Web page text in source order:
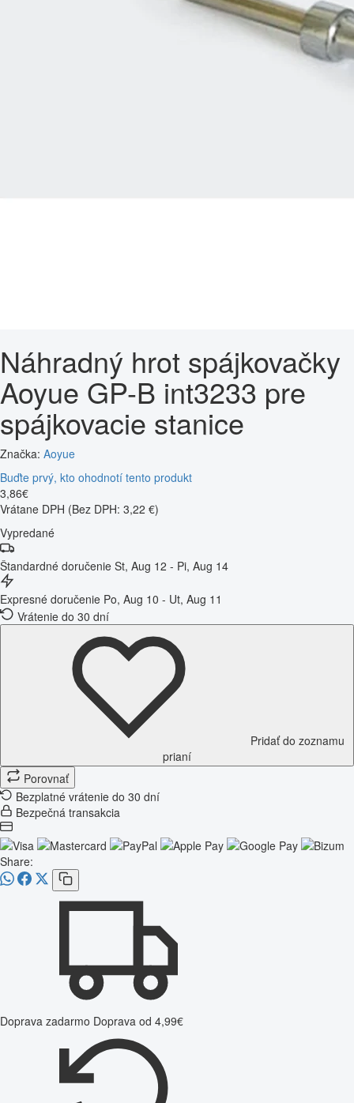
Náhradný hrot spájkovačky
Aoyue GP-B int3233 pre
spájkovacie stanice
Značka: Aoyue
Buďte prvý, kto ohodnotí tento produkt
3,86€
Vrátane DPH (Bez DPH: 3,22 €)
Vypredané
Štandardné doručenie St, Aug 12 - Pi, Aug 14
Expresné doručenie Po, Aug 10 - Ut, Aug 11
Vrátenie do 30 dní
Pridať do zoznamu
prianí
Porovnať
Bezplatné vrátenie do 30 dní
Bezpečná transakcia
Share:
Doprava zadarmo Doprava od 4,99€